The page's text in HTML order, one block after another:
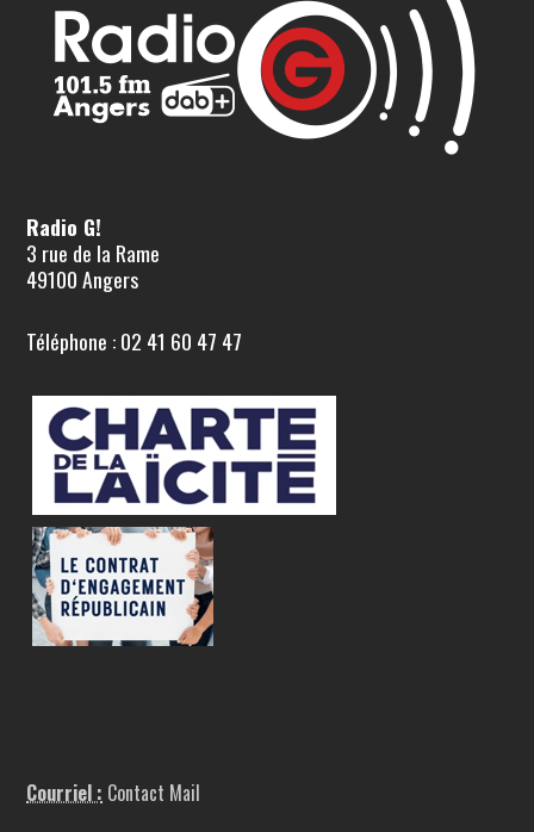
Radio G!
3 rue de la Rame
49100 Angers
Téléphone : 02 41 60 47 47
Courriel : Contact Mail